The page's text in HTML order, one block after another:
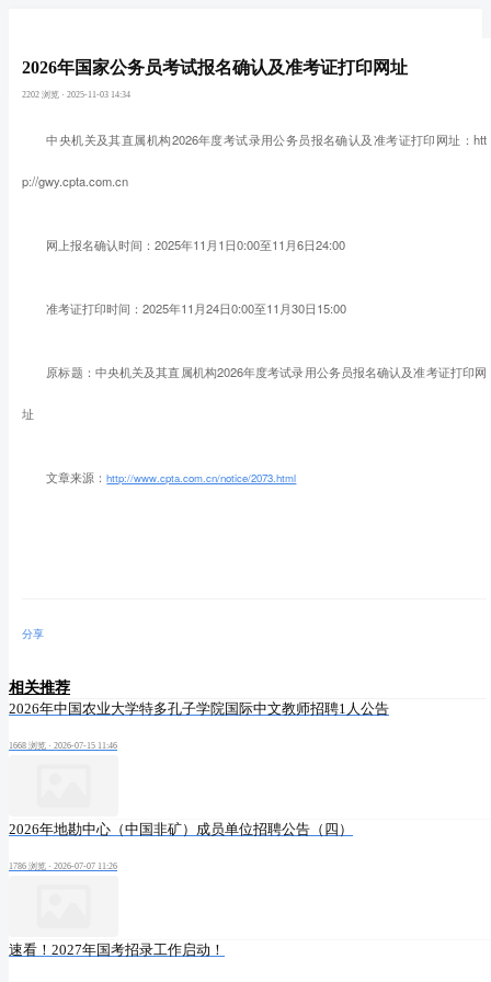
资讯详情
2026年国家公务员考试报名确认及准考证打印网址
2202 浏览 · 2025-11-03 14:34
中央机关及其直属机构2026年度考试录用公务员报名确认及准考证打印网址：htt
p://gwy.cpta.com.cn
网上报名确认时间：2025年11月1日0:00至11月6日24:00
准考证打印时间：2025年11月24日0:00至11月30日15:00
原标题：中央机关及其直属机构2026年度考试录用公务员报名确认及准考证打印网
址
文章来源：http://www.cpta.com.cn/notice/2073.html
分享
相关推荐
2026年中国农业大学特多孔子学院国际中文教师招聘1人公告
1668 浏览 · 2026-07-15 11:46
2026年地勘中心（中国非矿）成员单位招聘公告（四）
1786 浏览 · 2026-07-07 11:26
速看！2027年国考招录工作启动！